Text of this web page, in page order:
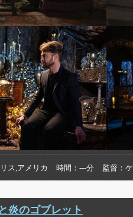
ス,アメリカ 時間 ---分 監督
炎のゴブレット